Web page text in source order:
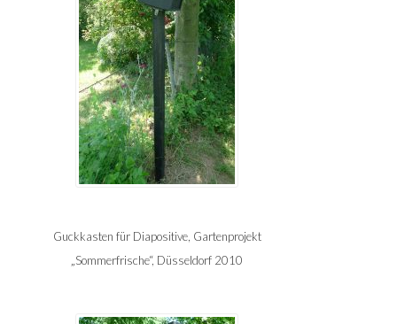
Guckkasten für Diapositive, Gartenprojekt
„Sommerfrische“, Düsseldorf 2010